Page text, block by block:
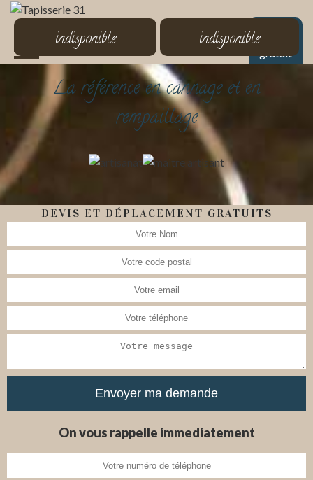
Devis
gratuit
indisponible indisponible
La référence en cannage et en
rempaillage
DEVIS ET DÉPLACEMENT GRATUITS
On vous rappelle immediatement